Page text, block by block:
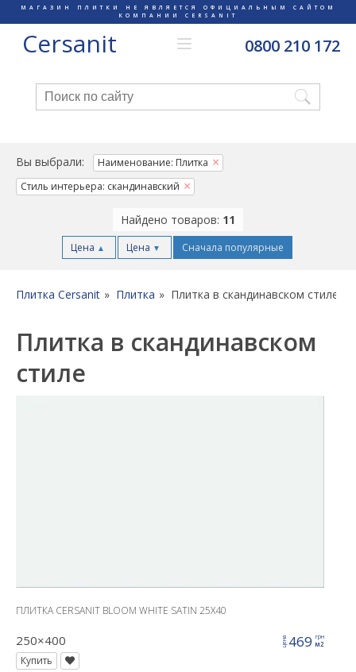
МАГАЗИН ПЛИТКИ НЕ ЯВЛЯЕТСЯ ОФИЦИАЛЬНЫМ САЙТОМ
КОМПАНИИ CERSANIT
Cersanit 0800 210 172
Вы выбрали:
Наименование: Плитка
Стиль интерьера: скандинавский
Найдено товаров: 11
Цена ▲ Цена ▼ Сначала популярные
Плитка Cersanit Плитка Плитка в скандинавском стиле
Плитка в скандинавском
стиле
ПЛИТКА CERSANIT BLOOM WHITE SATIN 25X40
250×400 цена469 грн
м2
Купить